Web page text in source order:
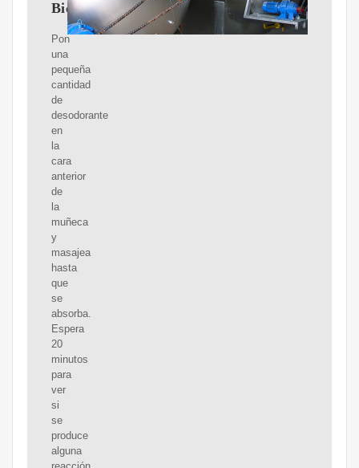
Bicarbonato».
Pon
una
pequeña
cantidad
de
desodorante
en
la
cara
anterior
de
la
muñeca
y
masajea
hasta
que
se
absorba.
Espera
20
minutos
para
ver
si
se
produce
alguna